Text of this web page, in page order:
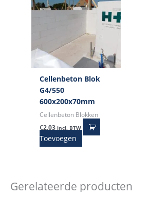
Cellenbeton Blok
G4/550
600x200x70mm
Cellenbeton Blokken
€2,03 incl. BTW
Toevoegen
Gerelateerde producten